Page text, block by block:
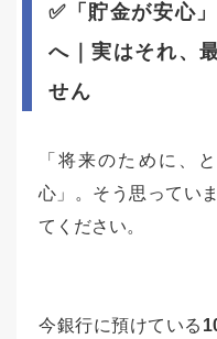
✅「貯金が安心
へ｜実はそれ、
せん
「将来のために、
心」。そう思ってい
てください。
今銀行に預けている